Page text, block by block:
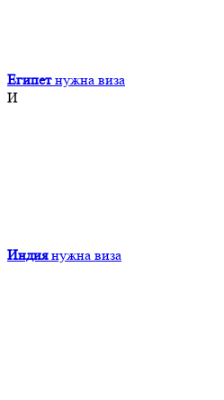
Египет нужна виза
И
Индия нужна виза